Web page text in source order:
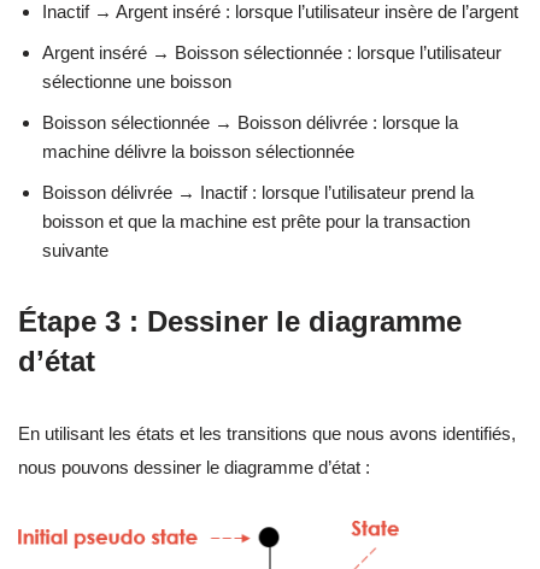
Inactif → Argent inséré : lorsque l’utilisateur insère de l’argent
Argent inséré → Boisson sélectionnée : lorsque l’utilisateur
sélectionne une boisson
Boisson sélectionnée → Boisson délivrée : lorsque la
machine délivre la boisson sélectionnée
Boisson délivrée → Inactif : lorsque l’utilisateur prend la
boisson et que la machine est prête pour la transaction
suivante
Étape 3 : Dessiner le diagramme
d’état
En utilisant les états et les transitions que nous avons identifiés,
nous pouvons dessiner le diagramme d’état :